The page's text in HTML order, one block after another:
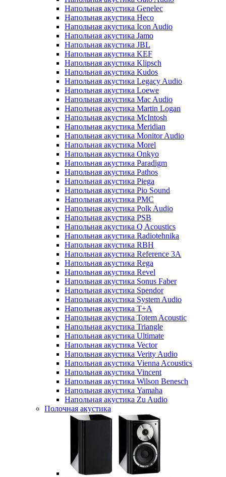
Напольная акустика Genelec
Напольная акустика Heco
Напольная акустика Icon Audio
Напольная акустика Jamo
Напольная акустика JBL
Напольная акустика KEF
Напольная акустика Klipsch
Напольная акустика Kudos
Напольная акустика Legacy Audio
Напольная акустика Loewe
Напольная акустика Mac Audio
Напольная акустика Martin Logan
Напольная акустика McIntosh
Напольная акустика Meridian
Напольная акустика Monitor Audio
Напольная акустика Morel
Напольная акустика Onkyo
Напольная акустика Paradigm
Напольная акустика Pathos
Напольная акустика Piega
Напольная акустика Pio Sound
Напольная акустика PMC
Напольная акустика Polk Audio
Напольная акустика PSB
Напольная акустика Q Acoustics
Напольная акустика Radiotehnika
Напольная акустика RBH
Напольная акустика Reference 3A
Напольная акустика Rega
Напольная акустика Revel
Напольная акустика Sonus Faber
Напольная акустика Spendor
Напольная акустика System Audio
Напольная акустика T+A
Напольная акустика Totem Acoustic
Напольная акустика Triangle
Напольная акустика Ultimate
Напольная акустика Vector
Напольная акустика Verity Audio
Напольная акустика Vienna Acoustics
Напольная акустика Vincent
Напольная акустика Wilson Benesch
Напольная акустика Yamaha
Напольная акустика Zu Audio
Полочная акустика